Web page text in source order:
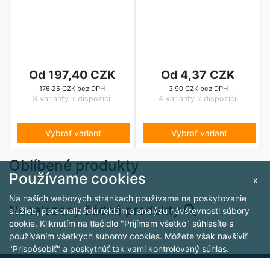
Od 197,40 CZK
176,25 CZK bez DPH
3 varianty k dispozícii
Vybrať variant
Od 4,37 CZK
3,90 CZK bez DPH
4 varianty k dispozícii
Vybrať variant
Oblíbené produkty
Nenalezeny žádné produkty
x
Používame cookies
Na našich webových stránkach používame na poskytovanie
služieb, personalizáciu reklám a analýzu návštevnosti súbory
cookie. Kliknutím na tlačidlo "Prijímam všetko" súhlasíte s
používaním všetkých súborov cookies. Môžete však navšíviť
"Prispôsobiť" a poskytnúť tak vami kontrolovaný súhlas.